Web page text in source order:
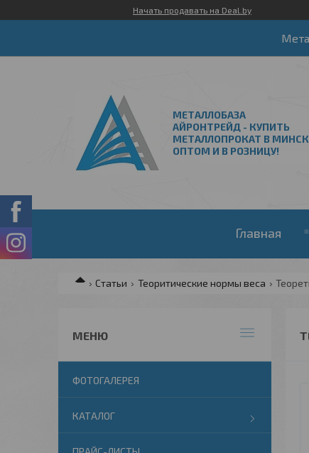
Начать продавать на Deal.by
МЕТАЛЛОБАЗА
АЙРОНТРЕЙД - КУПИТЬ
МЕТАЛЛОПРОКАТ В
ОПТОМ И В РОЗНИЦУ!
Главная
Статьи Теоритические нормы веса
ФОТОГАЛЕРЕЯ
КАТАЛОГ